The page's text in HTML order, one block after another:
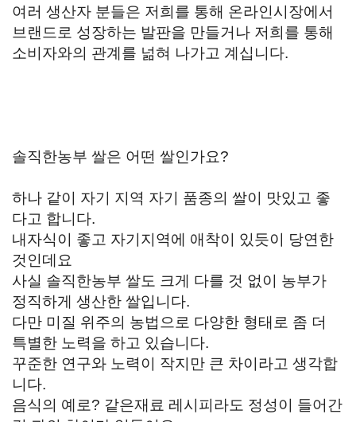
여러 생산자 분들은 저희를 통해 온라인시장에서
브랜드로 성장하는 발판을 만들거나 저희를 통해
소비자와의 관계를 넒혀 나가고 계십니다.
솔직한농부 쌀은 어떤 쌀인가요?
하나 같이 자기 지역 자기 품종의 쌀이 맛있고 좋
다고 합니다.
내자식이 좋고 자기지역에 애착이 있듯이 당연한
것인데요
사실 솔직한농부 쌀도 크게 다를 것 없이 농부가
정직하게 생산한 쌀입니다.
다만 미질 위주의 농법으로 다양한 형태로 좀 더
특별한 노력을 하고 있습니다.
꾸준한 연구와 노력이 작지만 큰 차이라고 생각합
니다.
음식의 예로? 같은재료 레시피라도 정성이 들어간